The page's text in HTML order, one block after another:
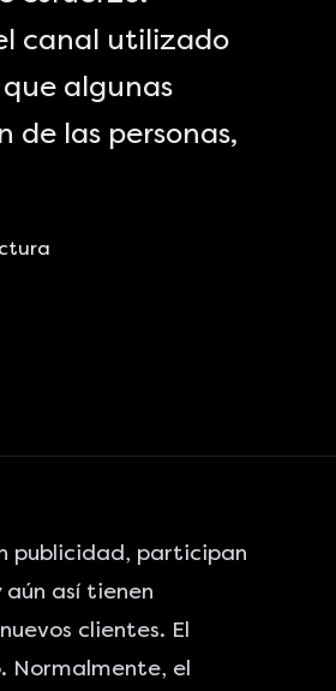
canal utilizado
algunas
las personas,
publicidad, participan
así tienen
clientes. El
Normalmente, el